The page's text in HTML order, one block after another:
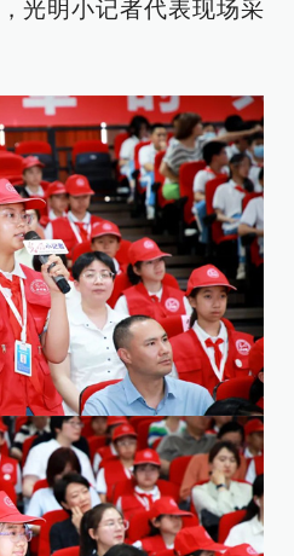
光明小记者代表现场采